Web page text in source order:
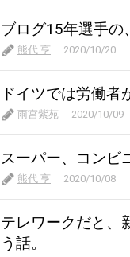
ブログ15年選手の
熊代 亨 2020/10/20
ドイツでは労働者
雨宮紫苑 2020/10/09
スーパー、コンビ
熊代 亨 2020/10/08
テレワークだと、
う話。